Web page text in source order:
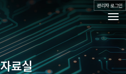
자료실
관리자 로그인